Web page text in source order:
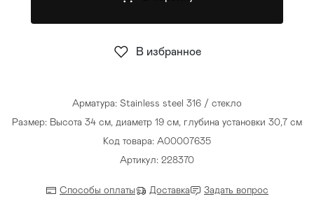
Стулья >
Арматура: Stainless steel 316 / стекло
Размер: Высота 34 см, диаметр 19 см, глубина установки 30,7 см
Код товара: A00007635
Артикул: 228370
Способы оплаты Доставка Задать вопрос
В избранное